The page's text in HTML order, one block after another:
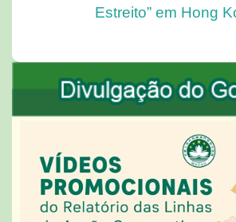
Estreito” em Hong